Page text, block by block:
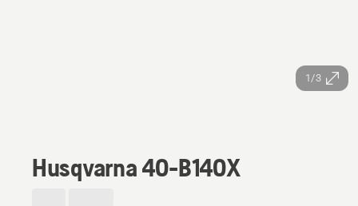
1/3
Husqvarna 40-B140X